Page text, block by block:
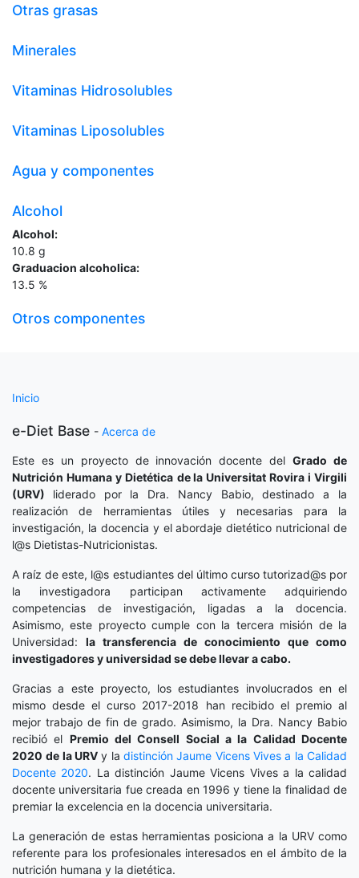
Otras grasas
Minerales
Vitaminas Hidrosolubles
Vitaminas Liposolubles
Agua y componentes
Alcohol
Alcohol:
10.8 g
Graduacion alcoholica:
13.5 %
Otros componentes
Inicio
e-Diet Base - Acerca de
Este es un proyecto de innovación docente delGrado de
Nutrición Humana y Dietética de la Universitat Rovira i Virgili
(URV) liderado por la Dra. Nancy Babio, destinado a la
realización de herramientas útiles y necesarias para la
investigación, la docencia y el abordaje dietético nutricional de
l@s Dietistas-Nutricionistas.
A raíz de este, l@s estudiantes del último curso tutorizad@s por
la investigadora participan activamente adquiriendo
competencias de investigación, ligadas a la docencia.
Asimismo, este proyecto cumple con la tercera misión de la
Universidad: la transferencia de conocimiento que como
investigadores y universidad se debe llevar a cabo.
Gracias a este proyecto, los estudiantes involucrados en el
mismo desde el curso 2017-2018 han recibido el premio al
mejor trabajo de fin de grado. Asimismo, la Dra. Nancy Babio
recibió el Premio del Consell Social a la Calidad Docente
2020 de la URV y ladistinción Jaume Vicens Vives a la Calidad
Docente 2020. La distinción Jaume Vicens Vives a la calidad
docente universitaria fue creada en 1996 y tiene la finalidad de
premiar la excelencia en la docencia universitaria.
La generación de estas herramientas posiciona a la URV como
referente para los profesionales interesados en el ámbito de la
nutrición humana y la dietética.